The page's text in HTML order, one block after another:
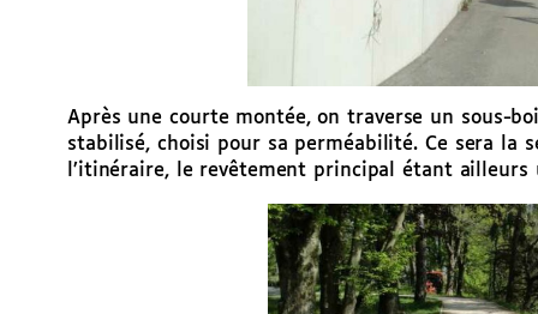
Après une courte montée, on traverse un sous-
stabilisé, choisi pour sa perméabilité. Ce sera la
l’itinéraire, le revêtement principal étant